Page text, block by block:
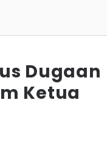
Dugaan
Ketua